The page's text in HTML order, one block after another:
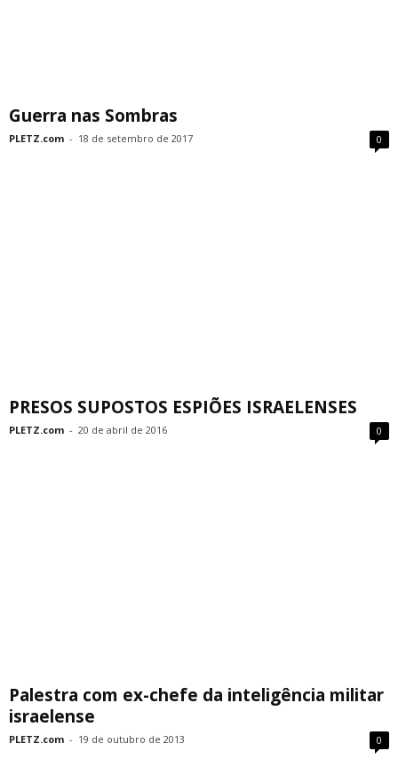
Guerra nas Sombras
PLETZ.com - 18 de setembro de 2017 0
PRESOS SUPOSTOS ESPIÕES ISRAELENSES
PLETZ.com - 20 de abril de 2016 0
Palestra com ex-chefe da inteligência militar
israelense
PLETZ.com - 19 de outubro de 2013 0